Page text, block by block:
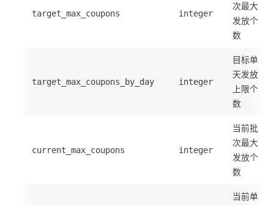
target_max_coupons integer
次最大
发放个
数
target_max_coupons_by_day integer
目标单
天发放
上限个
数
current_max_coupons integer
当前批
次最大
发放个
数
当前单